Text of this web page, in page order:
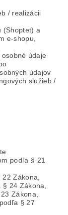
/ realizácii
(Shoptet) a
e-shopu,
údaje
údajov
služieb /
podľa § 21
Zákona,
24 Zákona,
Zákona,
§ 27